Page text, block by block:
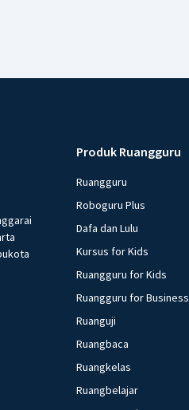
Produk Ruangguru
Ruangguru
Roboguru Plus
Dafa dan Lulu
Kursus for Kids
Ruangguru for Kids
Ruangguru for Business
Ruanguji
Ruangbaca
Ruangkelas
Ruangbelajar